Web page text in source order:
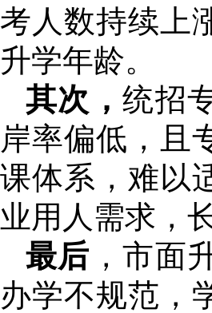
考人数持续上
升学年龄。
其次，统招
岸率偏低，且
课体系，难以
业用人需求，
最后 ，市面
办学不规范，